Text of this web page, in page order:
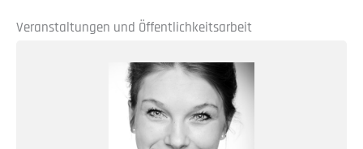
Veranstaltungen und Öffentlichkeitsarbeit